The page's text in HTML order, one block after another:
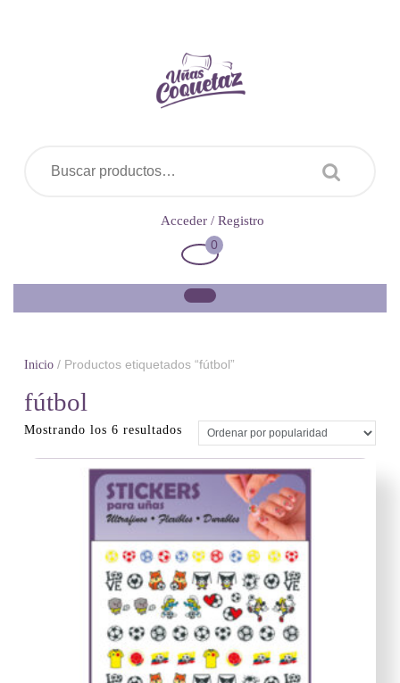
Acceder / Registro
Carrito
0
Inicio / Productos etiquetados “fútbol”
fútbol
Mostrando los 6 resultados Ordenado
por
popularidad